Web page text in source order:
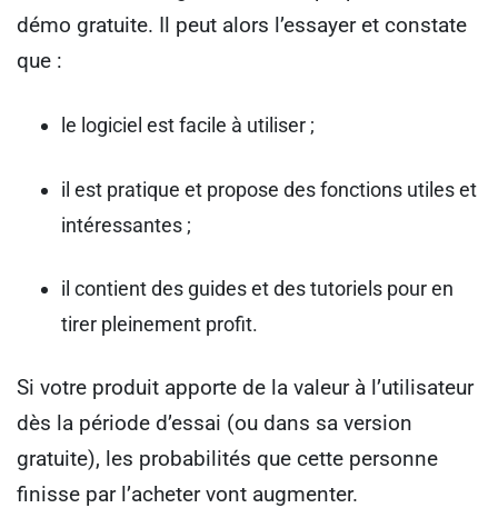
démo gratuite. Il peut alors l’essayer et constate
que :
le logiciel est facile à utiliser ;
il est pratique et propose des fonctions utiles et
intéressantes ;
il contient des guides et des tutoriels pour en
tirer pleinement profit.
Si votre produit apporte de la valeur à l’utilisateur
dès la période d’essai (ou dans sa version
gratuite), les probabilités que cette personne
finisse par l’acheter vont augmenter.